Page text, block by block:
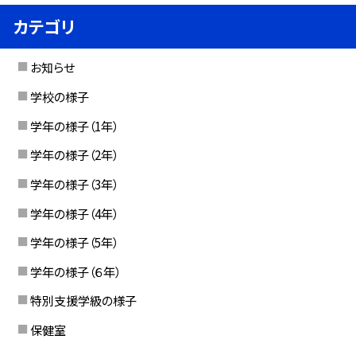
カテゴリ
お知らせ
学校の様子
学年の様子（1年）
学年の様子（2年）
学年の様子（3年）
学年の様子（4年）
学年の様子（5年）
学年の様子（６年）
特別支援学級の様子
保健室